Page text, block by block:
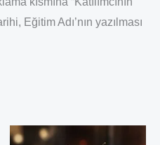
Eğitim Adı’nın yazılması